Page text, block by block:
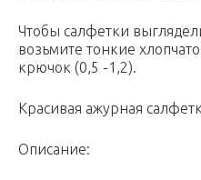
Чтобы салфетки
возьмите тонкие
крючок (0,5 -1,2).
Красивая ажурная
Описание: